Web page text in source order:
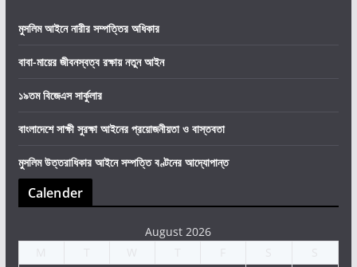
মুসলিম আইনে নারীর সম্পত্তির অধিকার
বাবা-মায়ের জীবনস্বত্ব রক্ষায় নতুন আইন
১৯তম বিজেএস সার্কুলার
বাংলাদেশে সাক্ষী সুরক্ষা আইনের প্রয়োজনীয়তা ও বাস্তবতা
মুসলিম উত্তরাধিকার আইনে সম্পত্তি বণ্টনের আদ্যোপান্ত
Calender
August 2026